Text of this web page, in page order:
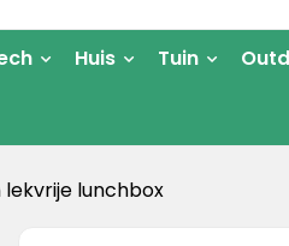
Huis Tuin
lunchbox